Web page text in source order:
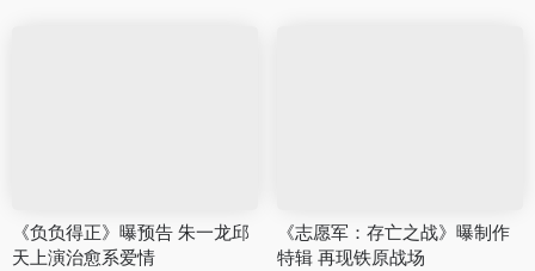
《负负得正》曝预告 朱一龙邱
天上演治愈系爱情
《志愿军：存亡之战》曝制作
特辑 再现铁原战场